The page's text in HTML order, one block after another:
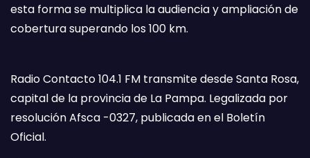
esta forma se multiplica la audiencia y ampliación de
cobertura superando los 100 km.
Radio Contacto 104.1 FM transmite desde Santa Rosa,
capital de la provincia de La Pampa. Legalizada por
resolución Afsca -0327, publicada en el Boletín
Oficial.